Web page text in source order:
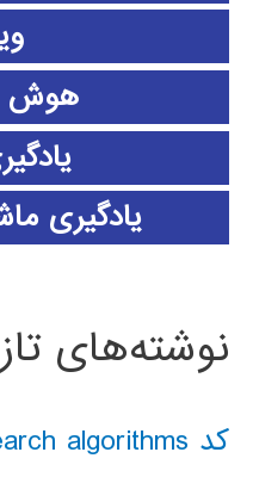
هوش
یادگیری
نوشته‌های
کد classical AI search algorithms